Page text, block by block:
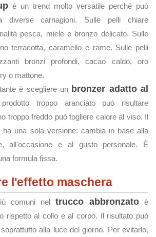
è un trend molto versatile perché può
diverse carnagioni. Sulle pelli chiare
pesca, miele e bronzo delicato. Sulle
terracotta, caramello e rame. Sulle pelli
bronzi profondi, cacao caldo, oro
o mattone.
è scegliere un bronzer adatto al
troppo aranciato può risultare
troppo freddo può togliere calore al viso. Il
una sola versione: cambia in base alla
all'occasione e al gusto personale. È
formula fissa.
l'effetto maschera
comuni nel trucco abbronzato è
rispetto al collo e al corpo. Il risultato può
alla luce del giorno. Per evitarlo,